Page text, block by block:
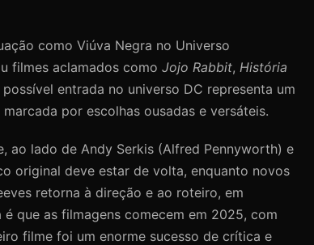
como Viúva Negra no Universo
filmes aclamados como Jojo Rabbit, História
possível entrada no universo DC representa um
por escolhas ousadas e versáteis.
ao lado de Andy Serkis (Alfred Pennyworth) e
original deve estar de volta, enquanto novos
retorna à direção e ao roteiro, em
que as filmagens comecem em 2025, com
filme foi um enorme sucesso de crítica e